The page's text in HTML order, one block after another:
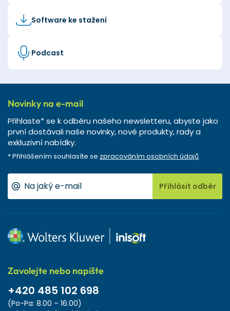
Software ke stažení
Podcast
Novinky na e-mail
Přihlaste* se k odběru našeho newsletteru, abyste jako
první dostávali naše novinky, nové produkty, rady a
exkluzivní nabídky.
* Přihlášením souhlasíte se zpracováním osobních údajů.
Přihlásit odběr
Zavolejte nebo napište
+420 485 102 698
(Po-Pa: 8.00 – 16.00)